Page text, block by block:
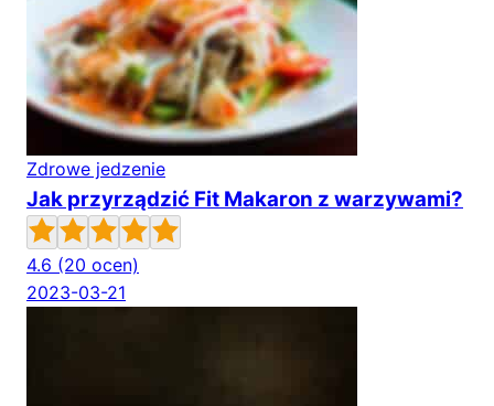
Zdrowe jedzenie
Jak przyrządzić Fit Makaron z warzywami?
4.6 (20 ocen)
2023-03-21